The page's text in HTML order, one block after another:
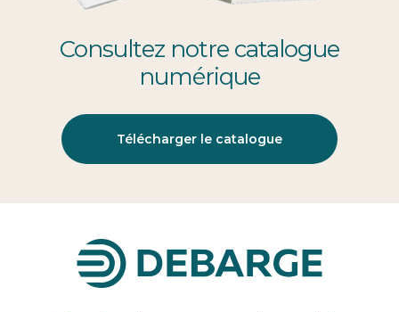
Consultez notre catalogue
numérique
Télécharger le catalogue